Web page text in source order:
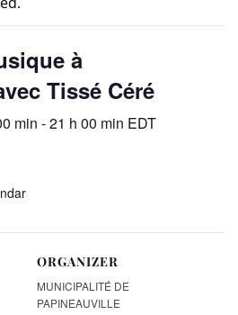
à
Tissé Céré
min -21 h 00 min EDT
ORGANIZER
MUNICIPALITÉ DE
PAPINEAUVILLE